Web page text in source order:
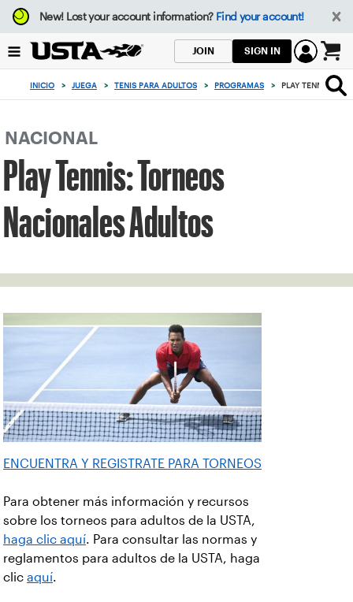
Enfoque
desde
botón
volver
principio
New!Lost your account information? Find your account!
JOIN SIGN IN
0
artículos
en
carrito
INICIO > JUEGA > TENIS PARA ADULTOS > PROGRAMAS > PLAY TENNIS:
NACIONAL
Play Tennis: Torneos
Nacionales Adultos
ENCUENTRA Y REGISTRATE PARA TORNEOS
Para obtener más información y recursos
sobre los torneos para adultos de la USTA,
haga clic aquí. Para consultar las normas y
reglamentos para adultos de la USTA, haga
clic aquí.